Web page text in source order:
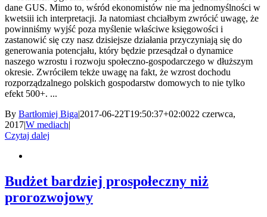
dane GUS. Mimo to, wśród ekonomistów nie ma jednomyślności w
kwetsiii ich interpretacji. Ja natomiast chciałbym zwrócić uwagę, że
powinniśmy wyjść poza myślenie właściwe księgowości i
zastanowić się czy nasz dzisiejsze działania przyczyniają się do
generowania potencjału, który będzie przesądzał o dynamice
naszego wzrostu i rozwoju społeczno-gospodarczego w dłuższym
okresie. Zwróciłem tekże uwagę na fakt, że wzrost dochodu
rozporządzalnego polskich gospodarstw domowych to nie tylko
efekt 500+. ...
By Bartłomiej Biga|2017-06-22T19:50:37+02:0022 czerwca,
2017|W mediach|
Czytaj dalej
Budżet bardziej prospołeczny niż
prorozwojowy